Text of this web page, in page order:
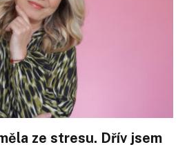
ze stresu. Dřív jsem